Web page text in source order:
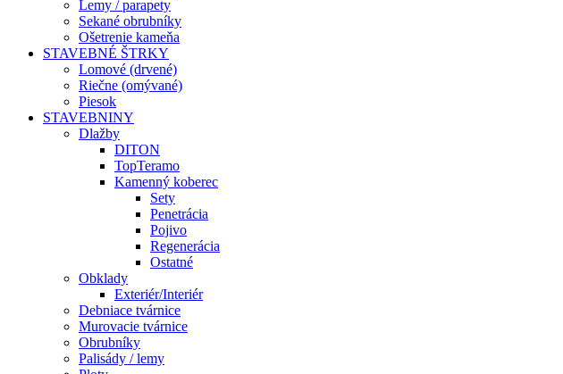
Lemy / parapety
Sekané obrubníky
Ošetrenie kameňa
STAVEBNÉ ŠTRKY
Lomové (drvené)
Riečne (omývané)
Piesok
STAVEBNINY
Dlažby
DITON
TopTeramo
Kamenný koberec
Sety
Penetrácia
Pojivo
Regenerácia
Ostatné
Obklady
Exteriér/Interiér
Debniace tvárnice
Murovacie tvárnice
Obrubníky
Palisády / lemy